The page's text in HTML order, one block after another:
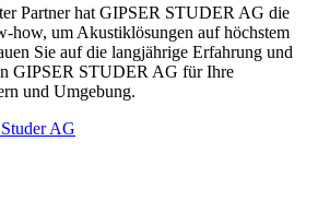
Partner hat GIPSER STUDER AG die
how, um Akustiklösungen auf höchstem
Sie auf die langjährige Erfahrung und
GIPSER STUDER AG für Ihre
und Umgebung.
AG